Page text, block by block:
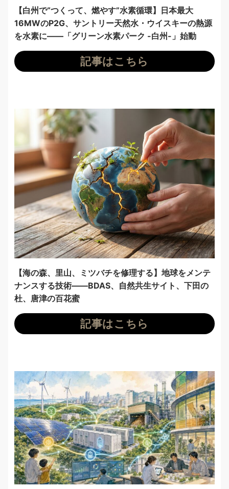
【白州で“つくって、燃やす”水素循環】日本最大
16MWのP2G、サントリー天然水・ウイスキーの熱源
を水素に——「グリーン水素パーク -白州-」始動
記事はこちら
【海の森、里山、ミツバチを修理する】地球をメンテ
ナンスする技術——BDAS、自然共生サイト、下田の
杜、唐津の百花蜜
記事はこちら